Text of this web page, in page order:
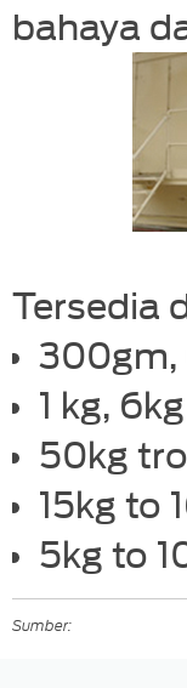
bahaya
Tersedia
300gm,
1 kg,
50kg
15kg to
5kg to
Sumber: